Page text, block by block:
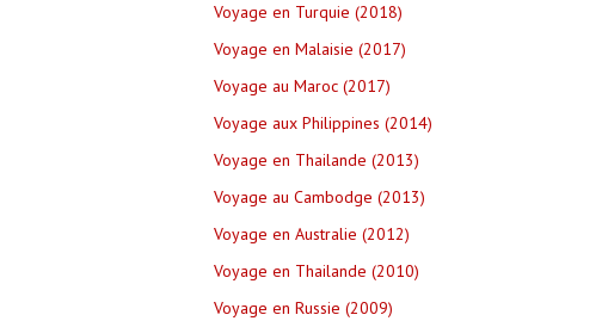
Voyage en Turquie (2018)
Voyage en Malaisie (2017)
Voyage au Maroc (2017)
Voyage aux Philippines (2014)
Voyage en Thailande (2013)
Voyage au Cambodge (2013)
Voyage en Australie (2012)
Voyage en Thailande (2010)
Voyage en Russie (2009)